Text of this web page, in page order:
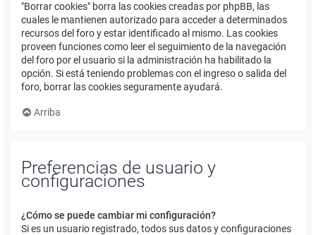
"Borrar cookies" borra las cookies creadas por phpBB, las
cuales le mantienen autorizado para acceder a determinados
recursos del foro y estar identificado al mismo. Las cookies
proveen funciones como leer el seguimiento de la navegación
del foro por el usuario si la administración ha habilitado la
opción. Si está teniendo problemas con el ingreso o salida del
foro, borrar las cookies seguramente ayudará.
Arriba
Preferencias de usuario y
configuraciones
¿Cómo se puede cambiar mi configuración?
Si es un usuario registrado, todos sus datos y configuraciones